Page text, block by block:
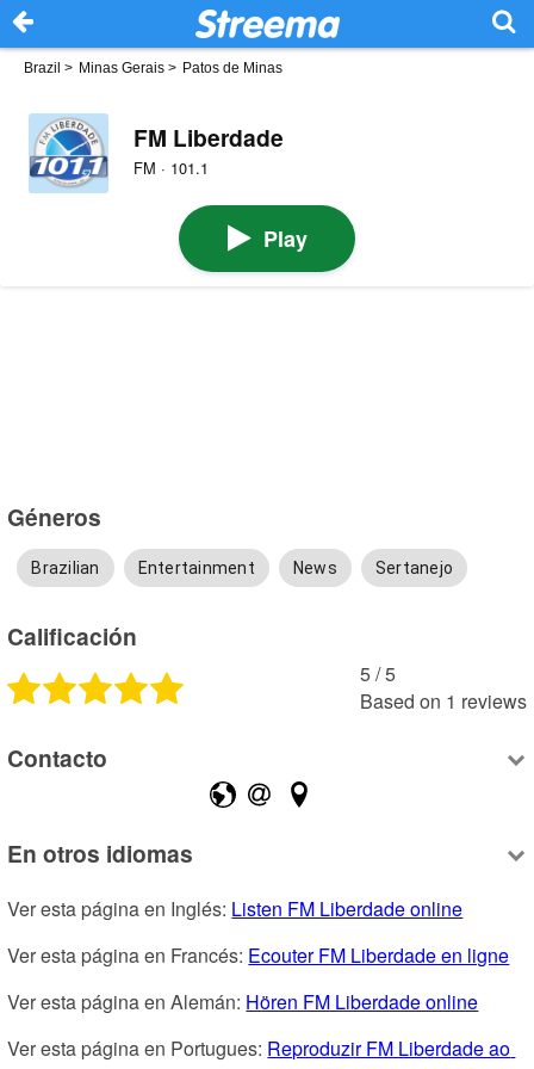
Brazil > Minas Gerais > Patos de Minas
FM Liberdade
FM · 101.1
Play
Géneros
Brazilian Entertainment News Sertanejo
Calificación
5 /5
Based on 1 reviews
Contacto
En otros idiomas
Ver esta página en Inglés: Listen FM Liberdade online
Ver esta página en Francés: Ecouter FM Liberdade en ligne
Ver esta página en Alemán: Hören FM Liberdade online
Ver esta página en Portugues: Reproduzir FM Liberdade ao